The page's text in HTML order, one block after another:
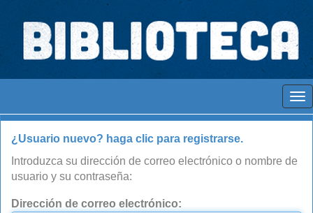
Skip
navigation
Espaços para ajustar tela
Ayuda...
¿Usuario nuevo? haga clic para registrarse.
Introduzca su dirección de correo electrónico o nombre de
usuario y su contraseña:
Dirección de correo electrónico: